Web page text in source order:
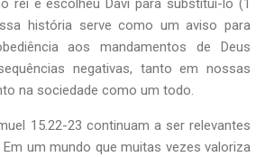
história serve como um aviso para
aos mandamentos de Deus
negativas, tanto em nossas
na sociedade como um todo.
15.22-23 continuam a ser relevantes
um mundo que muitas vezes valoriza